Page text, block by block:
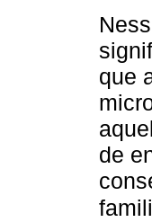
que
de